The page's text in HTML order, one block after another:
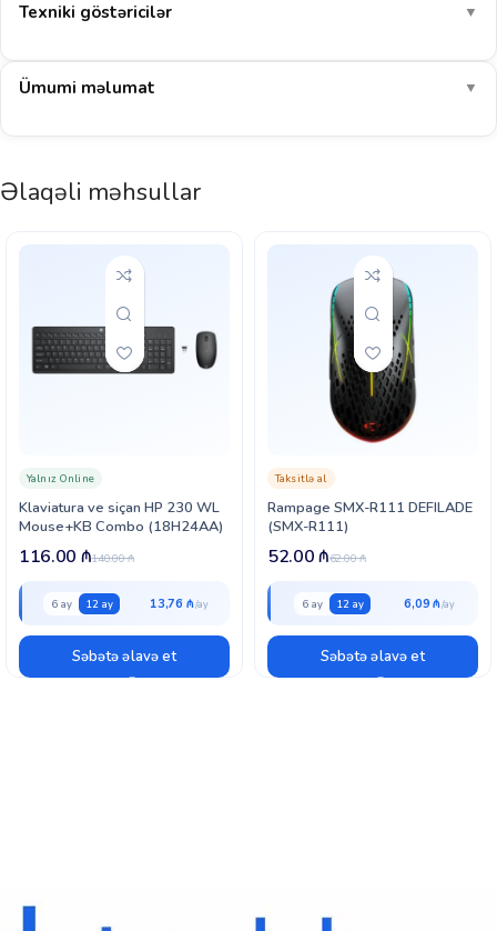
Texniki göstəricilər ▼
Ümumi məlumat ▼
Əlaqəli məhsullar
Klaviatura ve siçan HP 230 WL
Mouse+KB Combo (18H24AA)
Yalnız Online
140.00₼
116.00 ₼
6 ay 12 ay 13,76 ₼
Səbətə əlavə et
Rampage SMX-R111 DEFILADE
(SMX-R111)
Taksitlə al
62.00₼
52.00₼
6 ay 12 ay 6,09 ₼
Səbətə əlavə et